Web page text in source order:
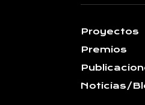
Proyectos
Premios
Noticias/